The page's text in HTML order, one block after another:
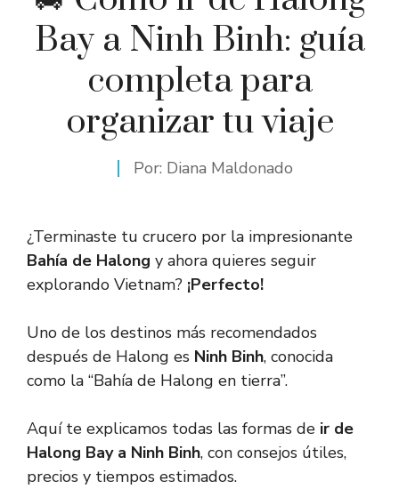
Bay a Ninh Binh: guía
completa para
organizar tu viaje
Por: Diana Maldonado
¿Terminaste tu crucero por la impresionante
Bahía de Halong y ahora quieres seguir
explorando Vietnam? ¡Perfecto!
Uno de los destinos más recomendados
después de Halong es Ninh Binh, conocida
como la “Bahía de Halong en tierra”.
Aquí te explicamos todas las formas de ir de
Halong Bay a Ninh Binh, con consejos útiles,
precios y tiempos estimados.